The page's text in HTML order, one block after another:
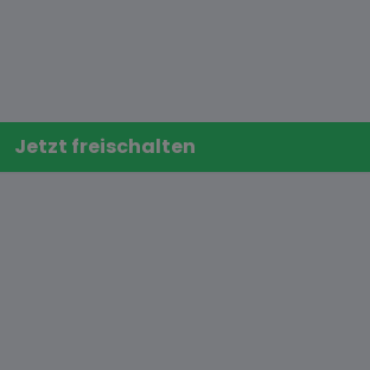
Jetzt freischalten